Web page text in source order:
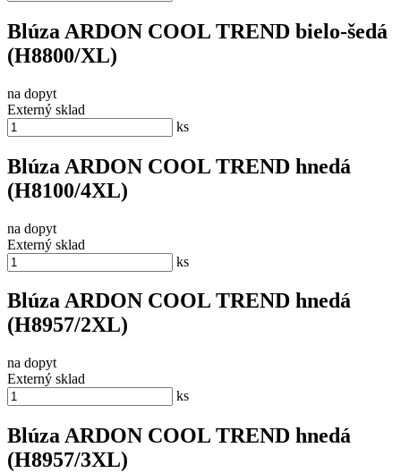
Blúza ARDON COOL TREND bielo-šedá
(H8800/XL)
na dopyt
Externý sklad
ks
Blúza ARDON COOL TREND hnedá
(H8100/4XL)
na dopyt
Externý sklad
ks
Blúza ARDON COOL TREND hnedá
(H8957/2XL)
na dopyt
Externý sklad
ks
Blúza ARDON COOL TREND hnedá
(H8957/3XL)